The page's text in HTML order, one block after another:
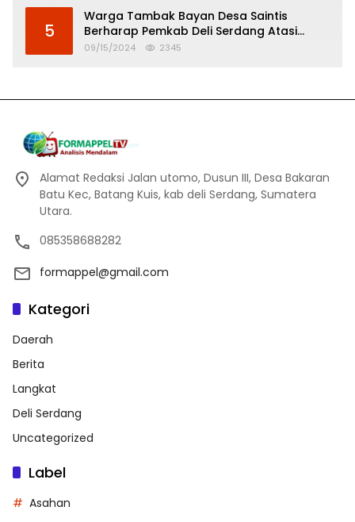
5
Warga Tambak Bayan Desa Saintis
Berharap Pemkab Deli Serdang Atasi
Banjir
09/15/2024 2345
Alamat Redaksi Jalan utomo, Dusun III, Desa Bakaran
Batu Kec, Batang Kuis, kab deli Serdang, Sumatera
Utara.
085358688282
formappel@gmail.com
Kategori
Daerah
Berita
Langkat
Deli Serdang
Uncategorized
Label
Asahan